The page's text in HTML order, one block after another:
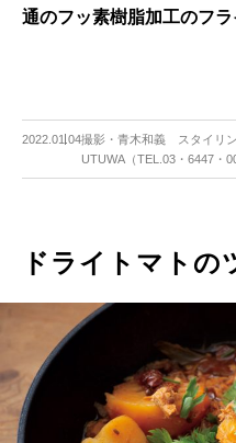
通のフッ素樹脂加工のフラ
2022.01.04撮影・青木和義 スタイリ
UTUWA（TEL.03・6447・
ドライトマトの